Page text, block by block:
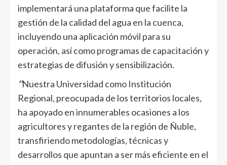
implementará una plataforma que facilite la
gestión de la calidad del agua en la cuenca,
incluyendo una aplicación móvil para su
operación, así como programas de capacitación y
estrategias de difusión y sensibilización.
‘’Nuestra Universidad como Institución
Regional, preocupada de los territorios locales,
ha apoyado en innumerables ocasiones a los
agricultores y regantes de la región de Ñuble,
transfiriendo metodologías, técnicas y
desarrollos que apuntan a ser más eficiente en el